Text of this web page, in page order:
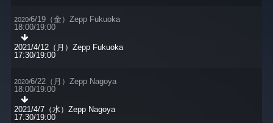
2020/6/19（金）Zepp Fukuoka
18:00/19:00
2021/4/12（月）Zepp Fukuoka
17:30/19:00
2020/6/22（月）Zepp Nagoya
18:00/19:00
2021/4/7（水）Zepp Nagoya
17:30/19:00